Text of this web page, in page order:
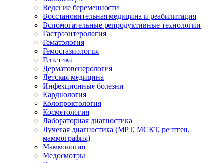
Ведение беременности
Восстановительная медицина и реабилитация
Вспомогательные репродуктивные технологии
Гастроэнтерология
Гематология
Гемостазиология
Генетика
Дерматовенерология
Детская медицина
Инфекционные болезни
Кардиология
Колопроктология
Косметология
Лабораторная диагностика
Лучевая диагностика (МРТ, МСКТ, рентген,
маммография)
Маммология
Медосмотры